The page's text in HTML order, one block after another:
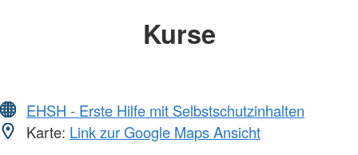
Kurse
EHSH - Erste Hilfe mit Selbstschutzinhalten
Karte: Link zur Google Maps Ansicht